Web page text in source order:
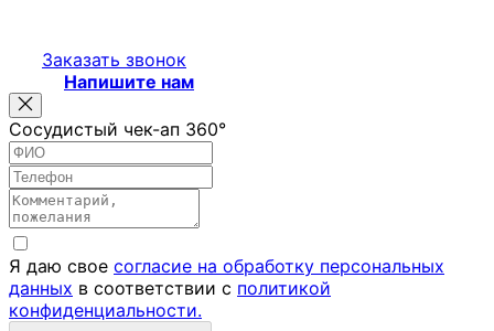
Заказать звонок
Напишите нам
Сосудистый чек-ап 360°
Я даю свое согласие на обработку персональных
данных в соответствии с политикой
конфиденциальности.